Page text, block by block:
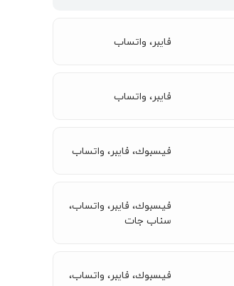
فايبر، واتساب
فايبر، واتساب
فيسبوك، فايبر، واتساب
فيسبوك، فايبر، واتساب،
سناب جات
فيسبوك، فايبر، واتساب،